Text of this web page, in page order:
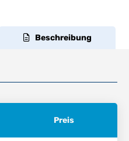
Beschreibung
Preis